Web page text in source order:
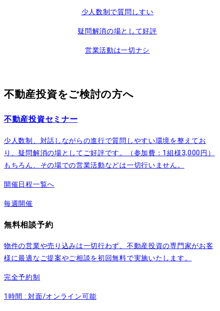
少人数制で質問しすい
疑問解消の場として好評
営業活動は一切ナシ
不動産投資をご検討の方へ
不動産投資セミナー
少人数制、対話しながらの進行で質問しやすい環境を整えてお
り、疑問解消の場としてご好評です。（参加費：1組様3,000円）
もちろん、その場での営業活動などは一切行いません。
開催日程一覧へ
毎週開催
無料相談予約
物件の営業や売り込みは一切行わず、不動産投資の専門家がお客
様に最適なご提案やご相談を初回無料で実施いたします。
完全予約制
1 時間 : 対面/オンライン可能